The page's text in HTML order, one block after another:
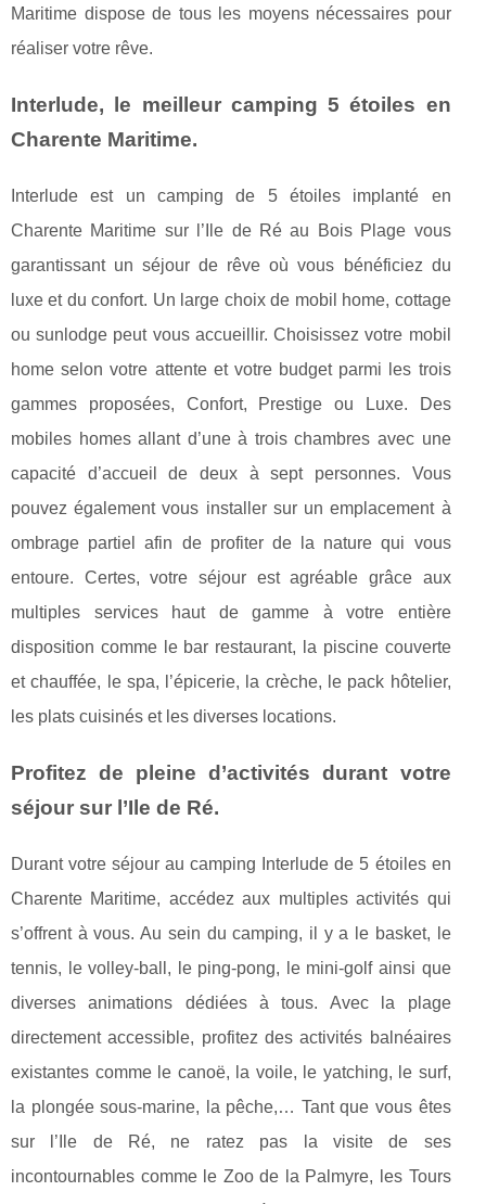
Maritime dispose de tous les moyens nécessaires pour
réaliser votre rêve.
Interlude, le meilleur camping 5 étoiles en
Charente Maritime.
Interlude est un camping de 5 étoiles implanté en
Charente Maritime sur l’Ile de Ré au Bois Plage vous
garantissant un séjour de rêve où vous bénéficiez du
luxe et du confort. Un large choix de mobil home, cottage
ou sunlodge peut vous accueillir. Choisissez votre mobil
home selon votre attente et votre budget parmi les trois
gammes proposées, Confort, Prestige ou Luxe. Des
mobiles homes allant d’une à trois chambres avec une
capacité d’accueil de deux à sept personnes. Vous
pouvez également vous installer sur un emplacement à
ombrage partiel afin de profiter de la nature qui vous
entoure. Certes, votre séjour est agréable grâce aux
multiples services haut de gamme à votre entière
disposition comme le bar restaurant, la piscine couverte
et chauffée, le spa, l’épicerie, la crèche, le pack hôtelier,
les plats cuisinés et les diverses locations.
Profitez de pleine d’activités durant votre
séjour sur l’Ile de Ré.
Durant votre séjour au camping Interlude de 5 étoiles en
Charente Maritime, accédez aux multiples activités qui
s’offrent à vous. Au sein du camping, il y a le basket, le
tennis, le volley-ball, le ping-pong, le mini-golf ainsi que
diverses animations dédiées à tous. Avec la plage
directement accessible, profitez des activités balnéaires
existantes comme le canoë, la voile, le yatching, le surf,
la plongée sous-marine, la pêche,… Tant que vous êtes
sur l’Ile de Ré, ne ratez pas la visite de ses
incontournables comme le Zoo de la Palmyre, les Tours